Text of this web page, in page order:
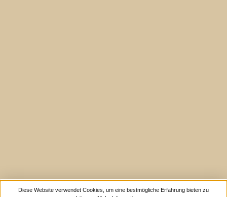
Diese Website verwendet Cookies, um eine bestmögliche Erfahrung bieten zu